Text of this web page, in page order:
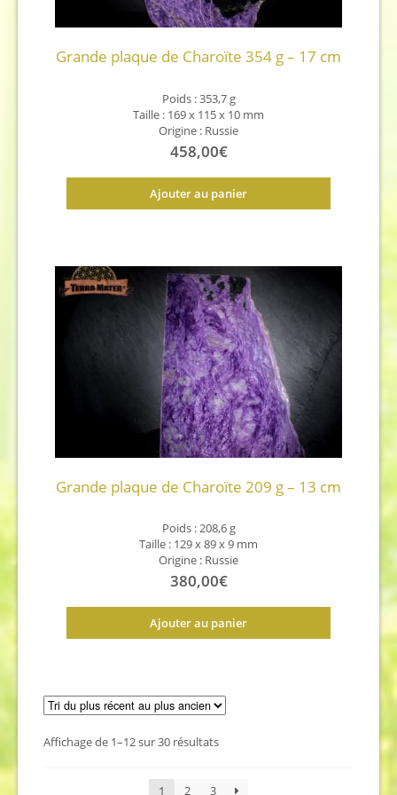
Grande plaque de Charoïte 354 g – 17 cm
Poids : 353,7 g
Taille : 169 x 115 x 10 mm
Origine : Russie
458,00€
Ajouter au panier
Grande plaque de Charoïte 209 g – 13 cm
Poids : 208,6 g
Taille : 129 x 89 x 9 mm
Origine : Russie
380,00€
Ajouter au panier
Affichage de 1–12 sur 30 résultatsTrié
1 2 3